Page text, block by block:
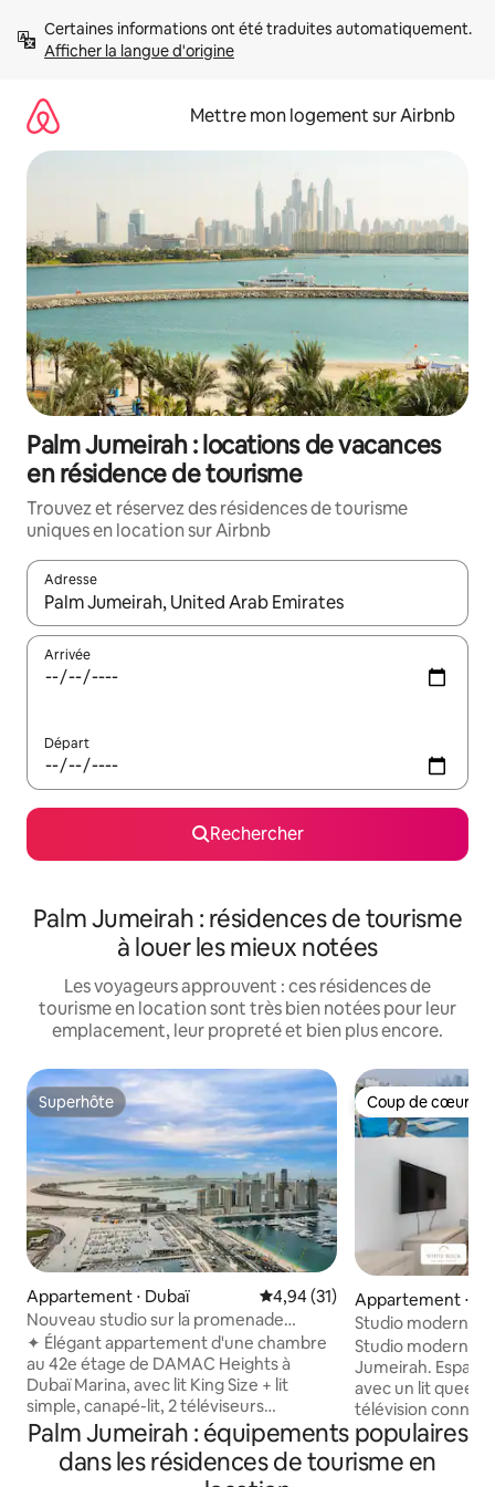
directement
Afficher la langue d'origine
Mettre mon logement sur Airbnb
Palm Jumeirah : locations de vacances
en résidence de tourisme
Trouvez et réservez des résidences de tourisme
uniques en location sur Airbnb
Adresse
Lorsque les résultats s'affichent, utilisez les flèches vers le
Arrivée
Départ
Rechercher
Palm Jumeirah : résidences de tourisme
à louer les mieux notées
Les voyageurs approuvent : ces résidences de
tourisme en location sont très bien notées pour leur
emplacement, leur propreté et bien plus encore.
Superhôte
Superhôte
Appartement ⋅ Dubaï Évaluation moyenne sur la
4,94 (31)
Nouveau studio sur la promenade
Marina Walk, vue sur Palm Jumeriah et
sur la mer
✦ Élégant appartement d'une chambre
au 42e étage de DAMAC Heights à
Dubaï Marina, avec lit King Size + lit
simple, canapé-lit, 2 téléviseurs
connectés et balcon privé offrant une
vue panoramique sur la mer, Palm
Jumeirah et Atlantis. ✦ À seulement
Coup de cœur
Coup de cœur
Appartement ⋅
Studio moderne à
plage
Studio moderne à
Jumeirah.
avec un lit
télévision
repas et une
équipée. Salle de
équipements
Palm Jumeirah : équipements populaires
dans les résidences de tourisme en